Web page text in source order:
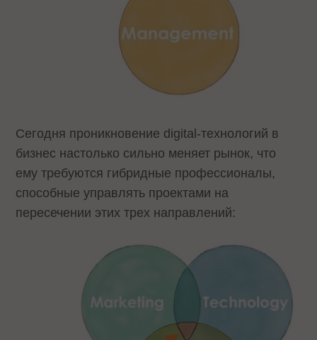
Сегодня проникновение digital-технологий в
бизнес настолько сильно меняет рынок, что
ему требуются гибридные профессионалы,
способные управлять проектами на
пересечении этих трех направлений: